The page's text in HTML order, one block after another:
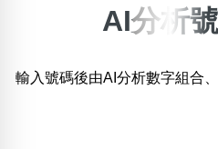
位置:
AI分析
輸入號碼後由AI分析數字組合